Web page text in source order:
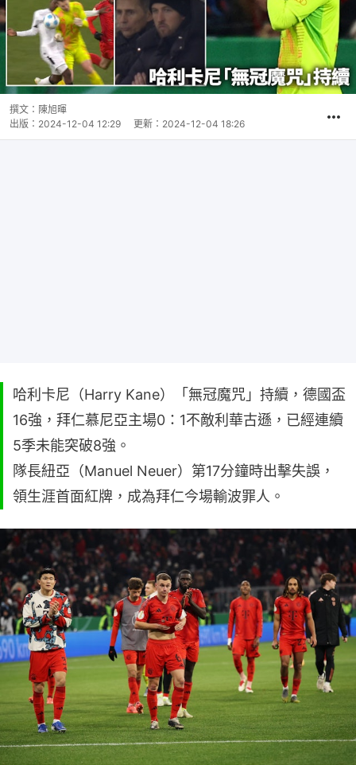
撰文： 陳旭暉
出版： 2024-12-04 12:29 更新： 2024-12-04 18:26
哈利卡尼（Harry Kane）「無冠魔咒」持續，德國盃
16強，拜仁慕尼亞主場0：1不敵利華古遜，已經連續
5季未能突破8強。
隊長紐亞（Manuel Neuer）第17分鐘時出擊失誤，
領生涯首面紅牌，成為拜仁今場輸波罪人。